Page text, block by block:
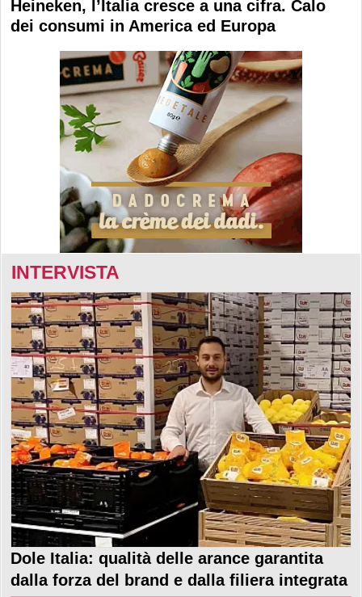
Heineken, l’Italia cresce a una cifra. Calo
dei consumi in America ed Europa
INTERVISTA
Dole Italia: qualità delle arance garantita
dalla forza del brand e dalla filiera integrata